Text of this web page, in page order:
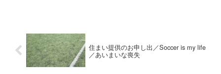
住まい提供のお申し出／Soccer is my life
／あいまいな喪失